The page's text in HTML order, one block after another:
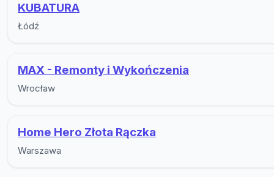
KUBATURA
Łódź
MAX - Remonty i Wykończenia
Wrocław
Home Hero Złota Rączka
Warszawa